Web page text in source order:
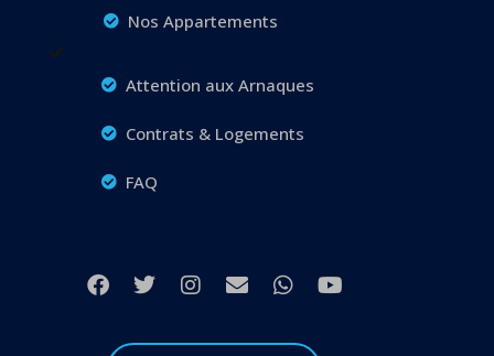
Nos Appartements
Attention aux Arnaques
Contrats & Logements
FAQ